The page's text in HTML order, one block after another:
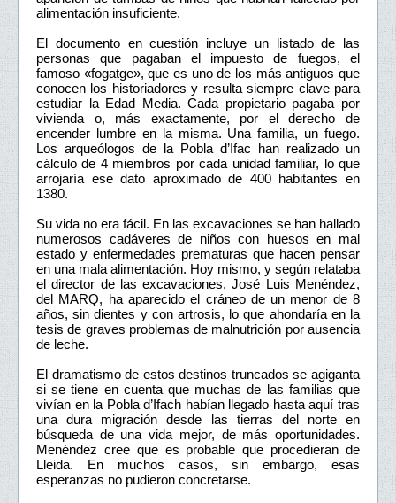
alimentación insuficiente.
El documento en cuestión incluye un listado de las
personas que pagaban el impuesto de fuegos, el
famoso «fogatge», que es uno de los más antiguos que
conocen los historiadores y resulta siempre clave para
estudiar la Edad Media. Cada propietario pagaba por
vivienda o, más exactamente, por el derecho de
encender lumbre en la misma. Una familia, un fuego.
Los arqueólogos de la Pobla d’Ifac han realizado un
cálculo de 4 miembros por cada unidad familiar, lo que
arrojaría ese dato aproximado de 400 habitantes en
1380.
Su vida no era fácil. En las excavaciones se han hallado
numerosos cadáveres de niños con huesos en mal
estado y enfermedades prematuras que hacen pensar
en una mala alimentación. Hoy mismo, y según relataba
el director de las excavaciones, José Luis Menéndez,
del MARQ, ha aparecido el cráneo de un menor de 8
años, sin dientes y con artrosis, lo que ahondaría en la
tesis de graves problemas de malnutrición por ausencia
de leche.
El dramatismo de estos destinos truncados se agiganta
si se tiene en cuenta que muchas de las familias que
vivían en la Pobla d’Ifach habían llegado hasta aquí tras
una dura migración desde las tierras del norte en
búsqueda de una vida mejor, de más oportunidades.
Menéndez cree que es probable que procedieran de
Lleida. En muchos casos, sin embargo, esas
esperanzas no pudieron concretarse.